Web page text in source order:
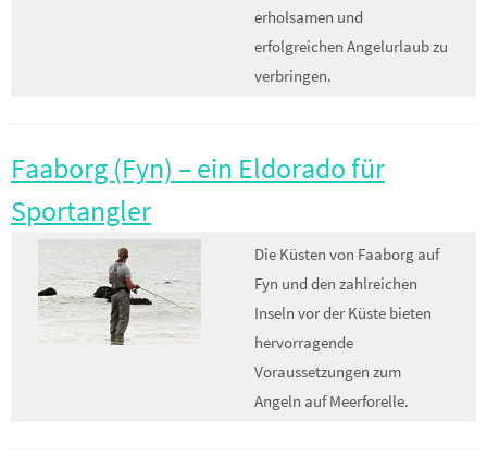
erholsamen und
erfolgreichen Angelurlaub zu
verbringen.
Faaborg (Fyn) – ein Eldorado für
Sportangler
Die Küsten von Faaborg auf
Fyn und den zahlreichen
Inseln vor der Küste bieten
hervorragende
Voraussetzungen zum
Angeln auf Meerforelle.